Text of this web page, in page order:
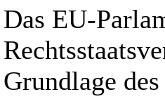
Das EU-
Grundlage